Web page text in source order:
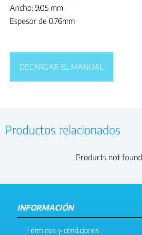
Ancho: 9.05 mm
Espesor de 0.76mm
DECARGAR EL MANUAL
Productos relacionados
Products not found
INFORMACIÓN
Términos y condiciones